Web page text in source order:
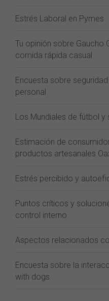
Estrés Laboral en Pymes
Tu opinión sobre Gaucho
comida rápida casual
Encuesta sobre
personal
Los Mundiales de fútbol y
Estimación de
productos artesanales
Estrés percibido y
Puntos críticos y
control interno
Aspectos relacionados
Encuesta sobre la
with dogs